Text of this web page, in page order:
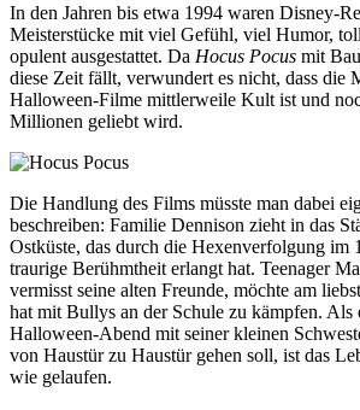
In den Jahren bis etwa 1994 waren Disney-
Meisterstücke mit viel Gefühl, viel Humor,
opulent ausgestattet. Da Hocus Pocus mit
diese Zeit fällt, verwundert es nicht, dass die
Halloween-Filme mittlerweile Kult ist und
Millionen geliebt wird.
Die Handlung des Films müsste man dabei
beschreiben: Familie Dennison zieht in das
Ostküste, das durch die Hexenverfolgung im
traurige Berühmtheit erlangt hat. Teenager
vermisst seine alten Freunde, möchte am
hat mit Bullys an der Schule zu kämpfen. Als
Halloween-Abend mit seiner kleinen
von Haustür zu Haustür gehen soll, ist das
wie gelaufen.